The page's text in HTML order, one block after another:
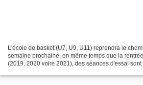
L'école de basket (U7, U9, U11) reprendra le
semaine prochaine, en même temps que la
(2019, 2020 voire 2021), des séances d'essai